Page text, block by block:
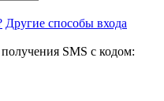
Другие способы входа
SMS с кодом: